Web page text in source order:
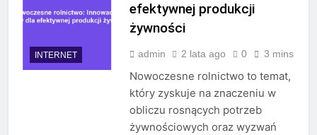
INTERNET
efektywnej produkcji
żywności
admin 2 lata ago 0 3 mins
Nowoczesne rolnictwo to temat,
który zyskuje na znaczeniu w
obliczu rosnących potrzeb
żywnościowych oraz wyzwań